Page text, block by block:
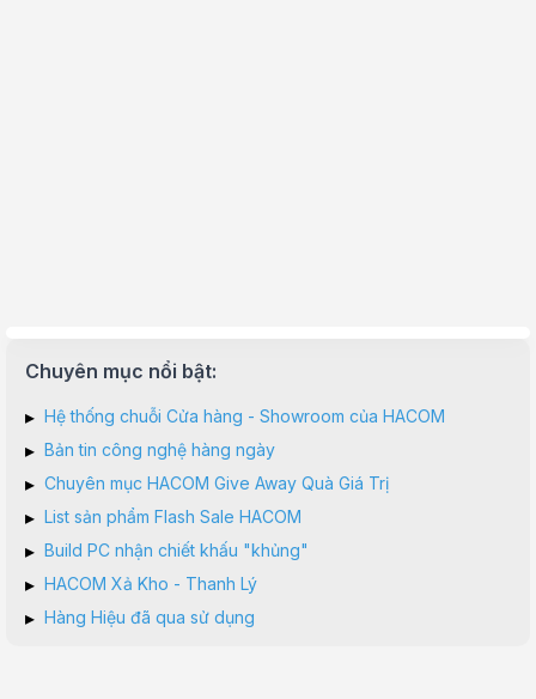
Chuyên mục nổi bật:
▸ Hệ thống chuỗi Cửa hàng - Showroom của HACOM
▸ Bản tin công nghệ hàng ngày
▸ Chuyên mục HACOM Give Away Quà Giá Trị
▸ List sản phẩm Flash Sale HACOM
▸ Build PC nhận chiết khấu "khủng"
▸ HACOM Xả Kho - Thanh Lý
▸ Hàng Hiệu đã qua sử dụng